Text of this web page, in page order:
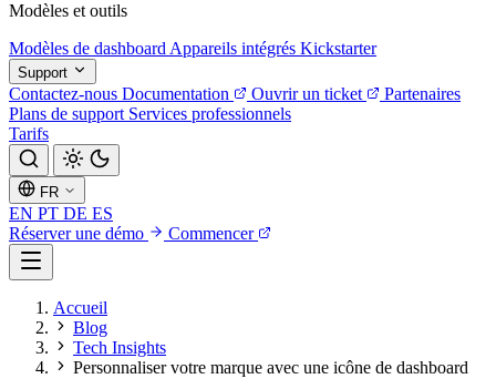
Modèles et outils
Modèles de dashboard Appareils intégrés Kickstarter
Support
Contactez-nous Documentation Ouvrir un ticket
Partenaires
Plans de support Services professionnels
Tarifs
FR
EN PT DE ES
Réserver une démo
Commencer
Accueil
Blog
Tech Insights
Personnaliser votre marque avec une icône de dashboard